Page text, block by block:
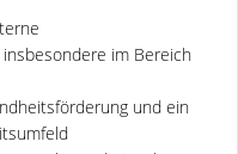
im Bereich
und ein